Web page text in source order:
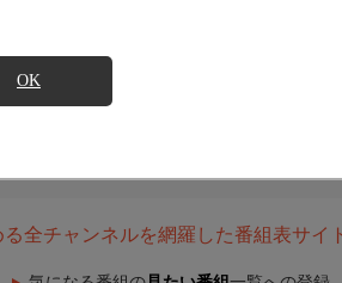
OK
全チャンネルを網羅した番組表サイ